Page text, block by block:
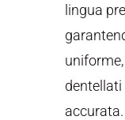
lingua
dentellati
accurata.